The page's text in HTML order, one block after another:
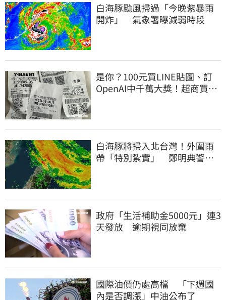
白海豚颱風掃過「今晚紫暴雨
開炸」 氣象署曝減弱時段
是你？100元買LINE貼圖、訂
OpenAI中千萬大獎！超商買10
白海豚將掃入北台灣！外圍雨
帶「特別紮實」 鄭明典警告
政府「生活補助金5000元」連3
天發放 逾期視同放棄
國際油價仍處高檔 「下週國
內是否調漲」中油公布了